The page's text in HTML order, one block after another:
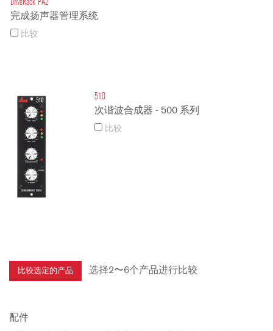
DriveRack PA2
完成扬声器管理系统
比较
510
次谐波合成器 - 500 系列
比较
选择2〜6个产品进行比较
配件